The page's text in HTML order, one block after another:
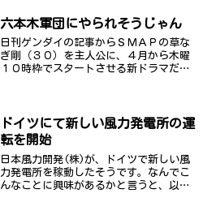
同グループとの親和性や相乗効果を総合
的に勘案して主体的に決定していく」と
続けている。
六本木軍団にやられそうじゃん
日刊ゲンダイの記事からＳＭＡＰの草な
ぎ剛（３０）を主人公に、４月から木曜
１０時枠でスタートさせる新ドラマだ。
長を目指して奮闘するスト...
ドイツにて新しい風力発電所の運
転を開始
日本風力開発(株)が、ドイツで新しい風
力発電所を稼動したそうです。なんでこ
んなことに興味があるかと言うと、以